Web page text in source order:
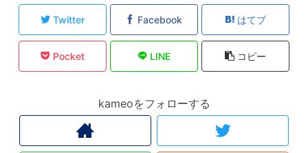
Twitter Facebook はてブ
Pocket LINE コピー
kameoをフォローする